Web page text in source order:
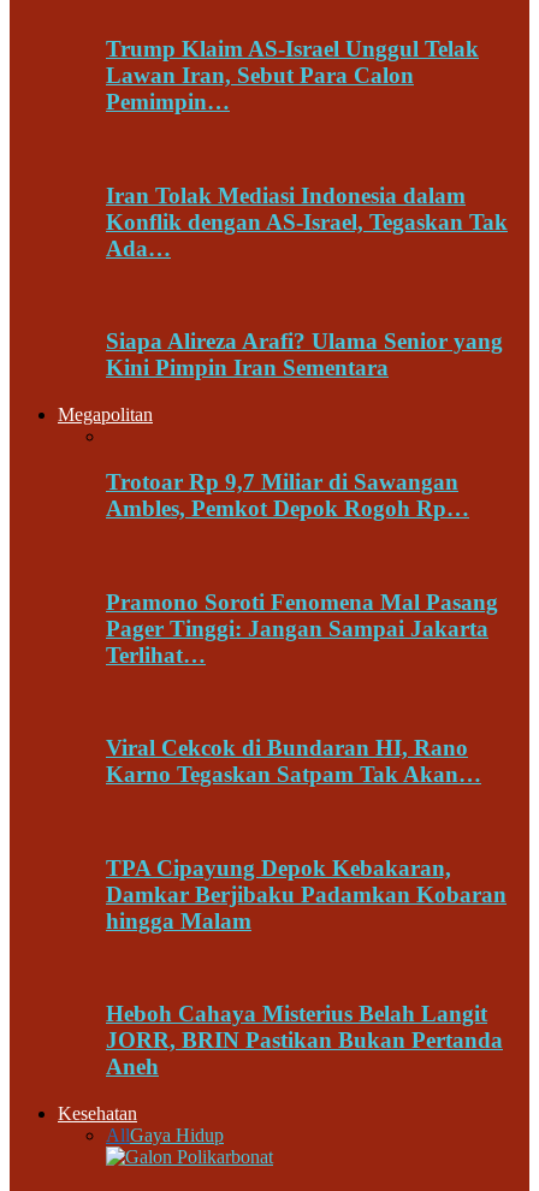
Trump Klaim AS-Israel Unggul Telak
Lawan Iran, Sebut Para Calon
Pemimpin…
Iran Tolak Mediasi Indonesia dalam
Konflik dengan AS-Israel, Tegaskan Tak
Ada…
Siapa Alireza Arafi? Ulama Senior yang
Kini Pimpin Iran Sementara
Megapolitan
Trotoar Rp 9,7 Miliar di Sawangan
Ambles, Pemkot Depok Rogoh Rp…
Pramono Soroti Fenomena Mal Pasang
Pager Tinggi: Jangan Sampai Jakarta
Terlihat…
Viral Cekcok di Bundaran HI, Rano
Karno Tegaskan Satpam Tak Akan…
TPA Cipayung Depok Kebakaran,
Damkar Berjibaku Padamkan Kobaran
hingga Malam
Heboh Cahaya Misterius Belah Langit
JORR, BRIN Pastikan Bukan Pertanda
Aneh
Kesehatan
AllGaya Hidup